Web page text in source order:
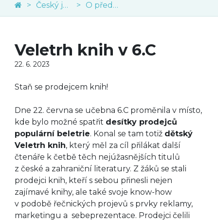
Český jazyk O předmětu
Veletrh knih v 6.C
22. 6. 2023
Staň se prodejcem knih!
Dne 22. června se učebna 6.C proměnila v místo,
kde bylo možné spatřit desítky prodejců
populární beletrie. Konal se tam totiž dětský
Veletrh knih, který měl za cíl přilákat další
čtenáře k četbě těch nejúžasnějších titulů
z české a zahraniční literatury. Z žáků se stali
prodejci knih, kteří s sebou přinesli nejen
zajímavé knihy, ale také svoje know-how
v podobě řečnických projevů s prvky reklamy,
marketingu a sebeprezentace. Prodejci čelili